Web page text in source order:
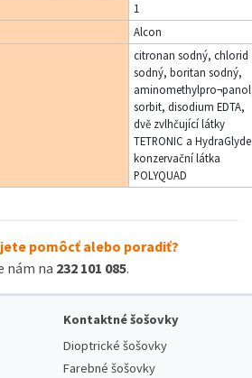
1
Alcon
citronan sodný, chlorid
sodný, boritan sodný,
sorbit, disodium EDTA,
dvě zvlhčující látky
TETRONIC a HydraGlyde
konzervační látka
POLYQUAD
pomôcť alebo poradiť?
nám na 232 101 085.
Kontaktné šošovky
Dioptrické šošovky
Farebné šošovky